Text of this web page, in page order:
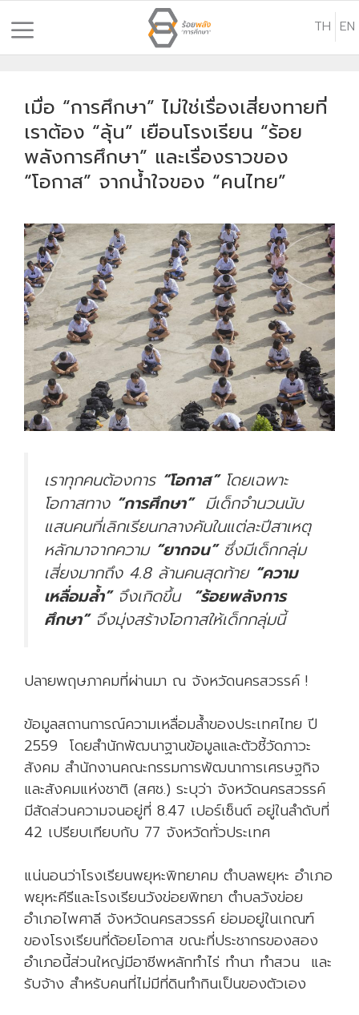
TH EN
i
เมื่อ “การศึกษา” ไม่ใช่เรื่องเสี่ยงทายที่
เราต้อง “ลุ้น” เยือนโรงเรียน “ร้อย
พลังการศึกษา” และเรื่องราวของ
“โอกาส” จากน้ำใจของ “คนไทย”
เราทุกคนต้องการ “โอกาส”โดยเฉพาะ
โอกาสทาง “การศึกษา” มีเด็กจำนวนนับ
แสนคนที่เลิกเรียนกลางคันในแต่ละปีสาเหตุ
หลักมาจากความ “ยากจน”ซึ่งมีเด็กกลุ่ม
เสี่ยงมากถึง 4.8 ล้านคนสุดท้าย “ความ
เหลื่อมล้ำ”จึงเกิดขึ้น “ร้อยพลังการ
ศึกษา”จึงมุ่งสร้างโอกาสให้เด็กกลุ่มนี้
ปลายพฤษภาคมที่ผ่านมา ณ จังหวัดนครสวรรค์ !
ข้อมูลสถานการณ์ความเหลื่อมล้ำของประเทศไทย ปี
2559 โดยสำนักพัฒนาฐานข้อมูลและตัวชี้วัดภาวะ
สังคม สำนักงานคณะกรรมการพัฒนาการเศรษฐกิจ
และสังคมแห่งชาติ (สศช.) ระบุว่า จังหวัดนครสวรรค์
มีสัดส่วนความจนอยู่ที่ 8.47 เปอร์เซ็นต์ อยู่ในลำดับที่
42 เปรียบเทียบกับ 77 จังหวัดทั่วประเทศ
แน่นอนว่าโรงเรียนพยุหะพิทยาคม ตำบลพยุหะ อำเภอ
พยุหะคีรีและโรงเรียนวังข่อยพิทยา ตำบลวังข่อย
อำเภอไพศาลี จังหวัดนครสวรรค์ ย่อมอยู่ในเกณฑ์
ของโรงเรียนที่ด้อยโอกาส ขณะที่ประชากรของสอง
อำเภอนี้ส่วนใหญ่มีอาชีพหลักทำไร่ ทำนา ทำสวน และ
รับจ้าง สำหรับคนที่ไม่มีที่ดินทำกินเป็นของตัวเอง